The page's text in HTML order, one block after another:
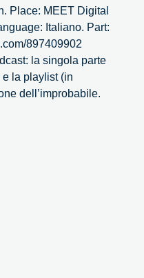
Place: MEET Digital
Italiano. Part:
897409902
la singola parte
la playlist (in
dell’improbabile.